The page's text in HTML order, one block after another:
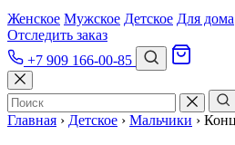
Женское Мужское Детское Для дома
Отследить заказ
+7 909 166-00-85
Главная › Детское › Мальчики ›